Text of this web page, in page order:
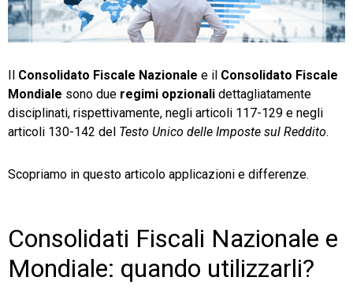
Trust Services
TeamSystem Store
Consolidato Fiscale Nazionale e il Consolidato Fiscale
Mondiale sono due regimi opzionali dettagliatamente
disciplinati, rispettivamente, negli articoli 117-129 e negli
articoli 130-142 del Testo Unico delle Imposte sul Reddito.
Scopriamo in questo articolo applicazioni e differenze.
Consolidati Fiscali Nazionale e
Mondiale: quando utilizzarli?